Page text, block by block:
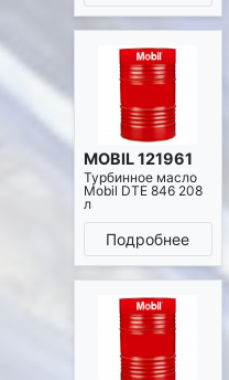
MOBIL 121961
Турбинное масло
Mobil DTE 846 208
л
Подробнее